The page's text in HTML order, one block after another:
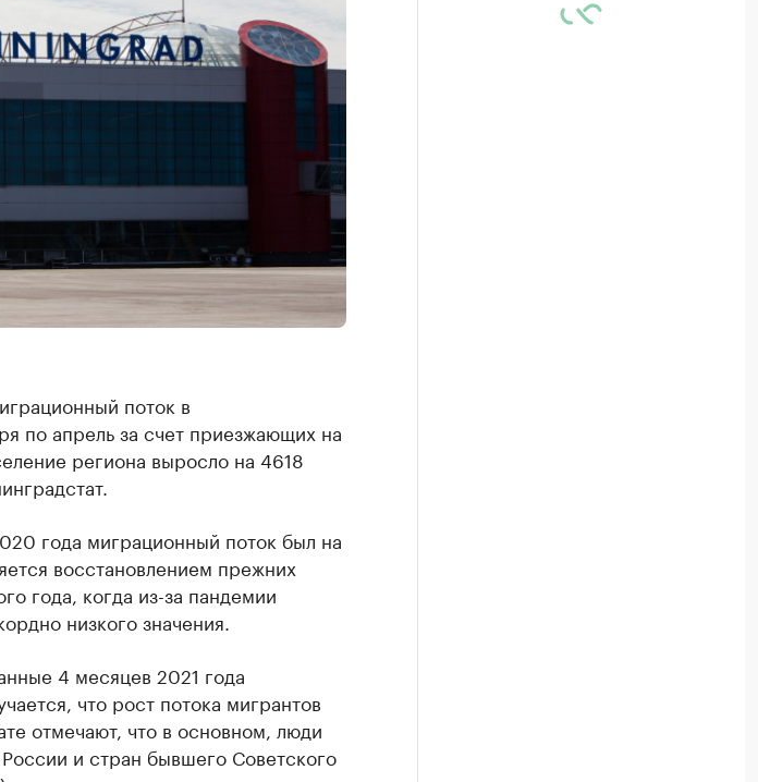
поток в
по апрель за счет приезжающих на
региона выросло на 4618
года миграционный поток был на
восстановлением прежних
года, когда из-за пандемии
низкого значения.
4 месяцев 2021 года
что рост потока мигрантов
отмечают, что в основном, люди
и стран бывшего Советского